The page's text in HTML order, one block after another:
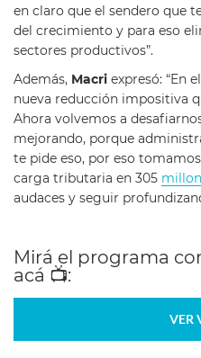
en claro que el sendero que
del crecimiento y para eso
sectores productivos”.
Además, Macri expresó: “En
nueva reducción impositiva
Ahora volvemos a
mejorando, porque
te pide eso, por eso
carga tributaria en 305
audaces y seguir
Mirá el programa
acá 📺:
VER